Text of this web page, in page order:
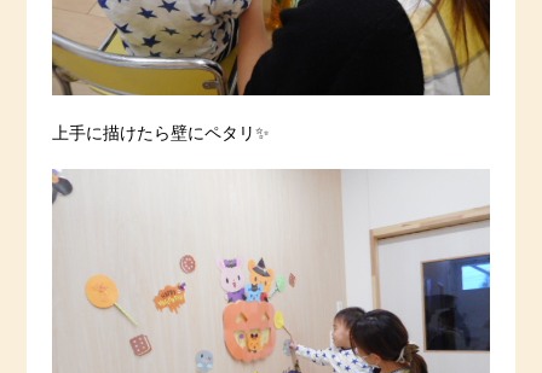
上手に描けたら壁にペタリ✨